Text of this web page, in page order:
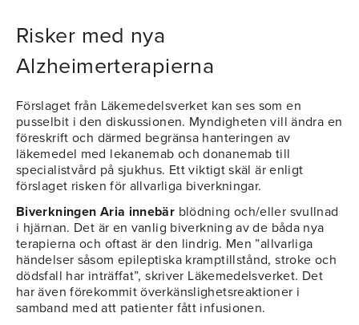
Risker med nya
Alzheimerterapierna
Förslaget från Läkemedelsverket kan ses som en
pusselbit i den diskussionen. Myndigheten vill ändra en
föreskrift och därmed begränsa hanteringen av
läkemedel med lekanemab och donanemab till
specialistvård på sjukhus. Ett viktigt skäl är enligt
förslaget risken för allvarliga biverkningar.
Biverkningen Aria innebär blödning och/eller svullnad
i hjärnan. Det är en vanlig biverkning av de båda nya
terapierna och oftast är den lindrig. Men ”allvarliga
händelser såsom epileptiska kramptillstånd, stroke och
dödsfall har inträffat”, skriver Läkemedelsverket. Det
har även förekommit överkänslighetsreaktioner i
samband med att patienter fått infusionen.